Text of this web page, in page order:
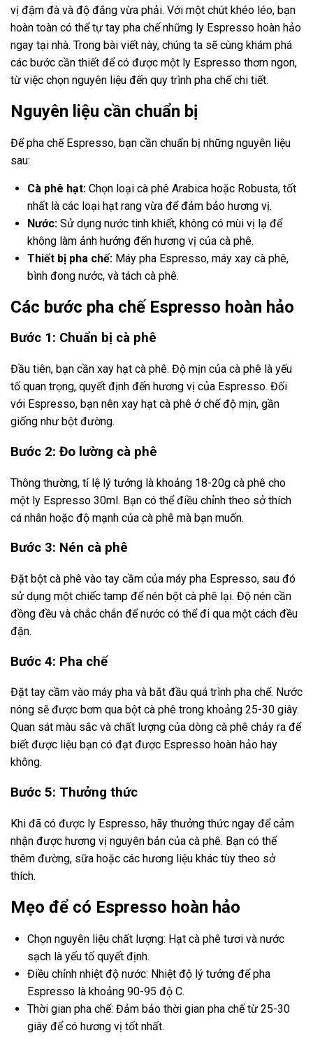
vị đậm đà và độ đắng vừa phải. Với một chút khéo léo, bạn
hoàn toàn có thể tự tay pha chế những ly Espresso hoàn hảo
ngay tại nhà. Trong bài viết này, chúng ta sẽ cùng khám phá
các bước cần thiết để có được một ly Espresso thơm ngon,
từ việc chọn nguyên liệu đến quy trình pha chế chi tiết.
Nguyên liệu cần chuẩn bị
Để pha chế Espresso, bạn cần chuẩn bị những nguyên liệu
sau:
Cà phê hạt: Chọn loại cà phê Arabica hoặc Robusta, tốt
nhất là các loại hạt rang vừa để đảm bảo hương vị.
Nước: Sử dụng nước tinh khiết, không có mùi vị lạ để
không làm ảnh hưởng đến hương vị của cà phê.
Thiết bị pha chế: Máy pha Espresso, máy xay cà phê,
bình đong nước, và tách cà phê.
Các bước pha chế Espresso hoàn hảo
Bước 1: Chuẩn bị cà phê
Đầu tiên, bạn cần xay hạt cà phê. Độ mịn của cà phê là yếu
tố quan trọng, quyết định đến hương vị của Espresso. Đối
với Espresso, bạn nên xay hạt cà phê ở chế độ mịn, gần
giống như bột đường.
Bước 2: Đo lường cà phê
Thông thường, tỉ lệ lý tưởng là khoảng 18-20g cà phê cho
một ly Espresso 30ml. Bạn có thể điều chỉnh theo sở thích
cá nhân hoặc độ mạnh của cà phê mà bạn muốn.
Bước 3: Nén cà phê
Đặt bột cà phê vào tay cầm của máy pha Espresso, sau đó
sử dụng một chiếc tamp để nén bột cà phê lại. Độ nén cần
đồng đều và chắc chắn để nước có thể đi qua một cách đều
đặn.
Bước 4: Pha chế
Đặt tay cầm vào máy pha và bắt đầu quá trình pha chế. Nước
nóng sẽ được bơm qua bột cà phê trong khoảng 25-30 giây.
Quan sát màu sắc và chất lượng của dòng cà phê chảy ra để
biết được liệu bạn có đạt được Espresso hoàn hảo hay
không.
Bước 5: Thưởng thức
Khi đã có được ly Espresso, hãy thưởng thức ngay để cảm
nhận được hương vị nguyên bản của cà phê. Bạn có thể
thêm đường, sữa hoặc các hương liệu khác tùy theo sở
thích.
Mẹo để có Espresso hoàn hảo
Chọn nguyên liệu chất lượng: Hạt cà phê tươi và nước
sạch là yếu tố quyết định.
Điều chỉnh nhiệt độ nước: Nhiệt độ lý tưởng để pha
Espresso là khoảng 90-95 độ C.
Thời gian pha chế: Đảm bảo thời gian pha chế từ 25-30
giây để có hương vị tốt nhất.